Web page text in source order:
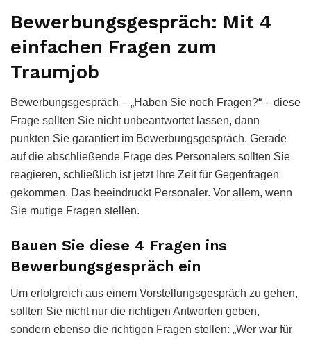
Bewerbungsgespräch: Mit 4
einfachen Fragen zum
Traumjob
Bewerbungsgespräch – „Haben Sie noch Fragen?“ – diese
Frage sollten Sie nicht unbeantwortet lassen, dann
punkten Sie garantiert im Bewerbungsgespräch. Gerade
auf die abschließende Frage des Personalers sollten Sie
reagieren, schließlich ist jetzt Ihre Zeit für Gegenfragen
gekommen. Das beeindruckt Personaler. Vor allem, wenn
Sie mutige Fragen stellen.
Bauen Sie diese 4 Fragen ins
Bewerbungsgespräch ein
Um erfolgreich aus einem Vorstellungsgespräch zu gehen,
sollten Sie nicht nur die richtigen Antworten geben,
sondern ebenso die richtigen Fragen stellen: „Wer war für